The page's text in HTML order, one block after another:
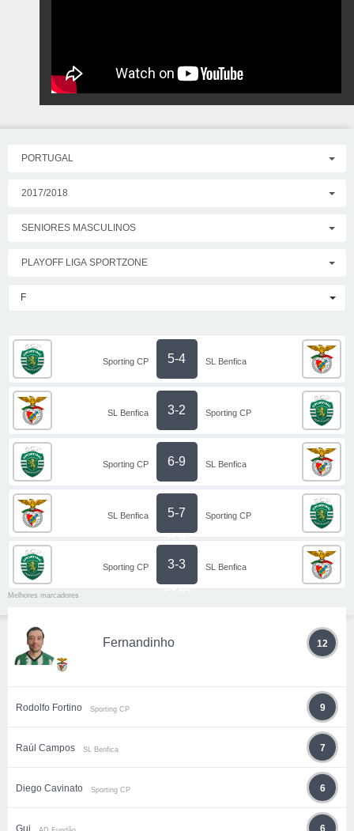
PORTUGAL
2017/2018
SENIORES MASCULINOS
PLAYOFF LIGA SPORTZONE
F
Sporting CP 5-4 SL Benfica
SL Benfica 3-2 Sporting CP
Sporting CP 6-9 SL Benfica
SL Benfica 5-7
(5-7 gp)
Sporting CP
Sporting CP 3-3
(2-0 gp)
SL Benfica
Melhores marcadores
Fernandinho 12
Rodolfo Fortino Sporting CP 9
Raúl Campos SL Benfica 7
Diego Cavinato Sporting CP 6
Gui 6